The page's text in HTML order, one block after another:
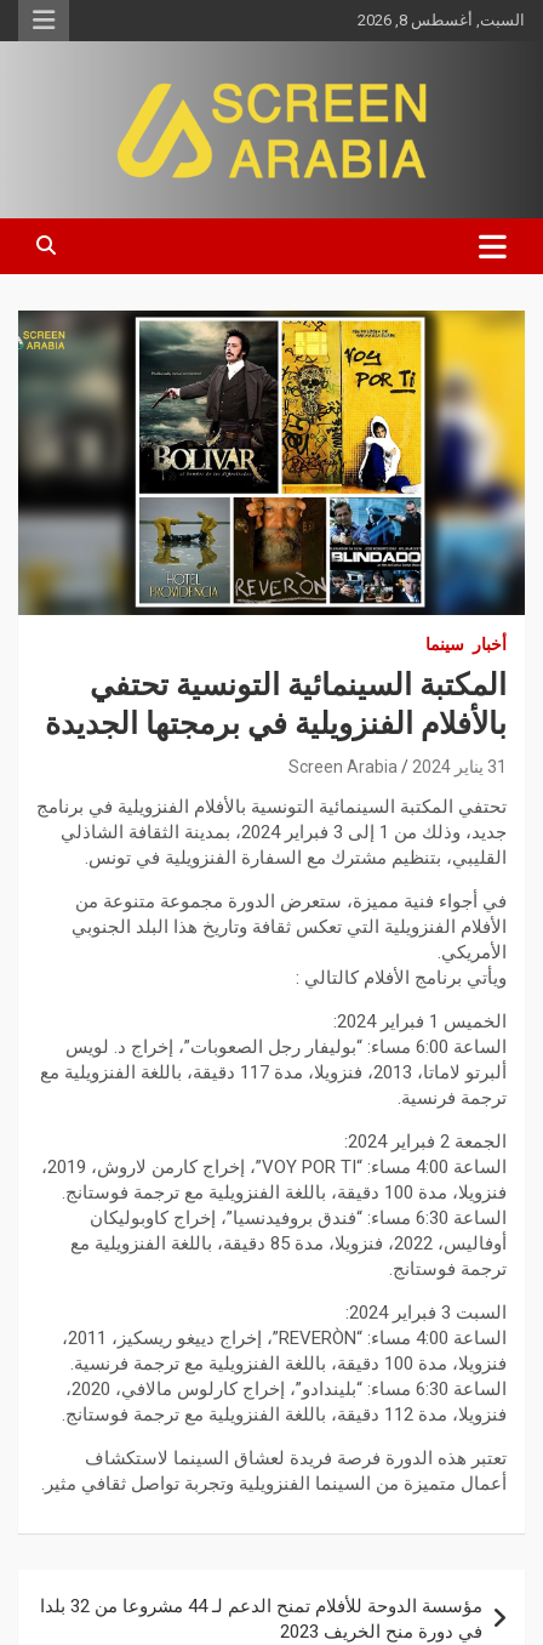
السبت, أغسطس 8, 2026
Screen Arabia
أخبار سينما
المكتبة السينمائية التونسية تحتفي
بالأفلام الفنزويلية في برمجتها الجديدة
31 يناير 2024 Screen Arabia
تحتفي المكتبة السينمائية التونسية بالأفلام الفنزويلية في برنامج
جديد، وذلك من 1 إلى 3 فبراير 2024، بمدينة الثقافة الشاذلي
القليبي، بتنظيم مشترك مع السفارة الفنزويلية في تونس.
في أجواء فنية مميزة، ستعرض الدورة مجموعة متنوعة من
الأفلام الفنزويلية التي تعكس ثقافة وتاريخ هذا البلد الجنوبي
الأمريكي.
ويأتي برنامج الأفلام كالتالي :
الخميس 1 فبراير 2024:
الساعة 6:00 مساء: “بوليفار رجل الصعوبات”، إخراج د. لويس
ألبرتو لاماتا، 2013، فنزويلا، مدة 117 دقيقة، باللغة الفنزويلية مع
ترجمة فرنسية.
الجمعة 2 فبراير 2024:
الساعة 4:00 مساء: “VOY POR TI”، إخراج كارمن لاروش، 2019،
فنزويلا، مدة 100 دقيقة، باللغة الفنزويلية مع ترجمة فوستانج.
الساعة 6:30 مساء: “فندق بروفيدنسيا”، إخراج كاوبوليكان
أوفاليس، 2022، فنزويلا، مدة 85 دقيقة، باللغة الفنزويلية مع
ترجمة فوستانج.
السبت 3 فبراير 2024:
الساعة 4:00 مساء: “REVERÒN”، إخراج دييغو ريسكيز، 2011،
فنزويلا، مدة 100 دقيقة، باللغة الفنزويلية مع ترجمة فرنسية.
الساعة 6:30 مساء: “بليندادو”، إخراج كارلوس مالافي، 2020،
فنزويلا، مدة 112 دقيقة، باللغة الفنزويلية مع ترجمة فوستانج.
تعتبر هذه الدورة فرصة فريدة لعشاق السينما لاستكشاف
أعمال متميزة من السينما الفنزويلية وتجربة تواصل ثقافي مثير.
مؤسسة الدوحة للأفلام تمنح الدعم لـ 44 مشروعا من 32 بلدا
في دورة منح الخريف 2023